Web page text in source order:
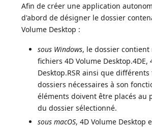
Afin de créer une application
d'abord de désigner le dossier
Volume Desktop :
sous Windows, le dossier
fichiers 4D Volume Desktop.4DE,
Desktop.RSR ainsi que
dossiers nécessaires à son
éléments doivent être placés au
du dossier sélectionné.
sous macOS, 4D Volume Desktop